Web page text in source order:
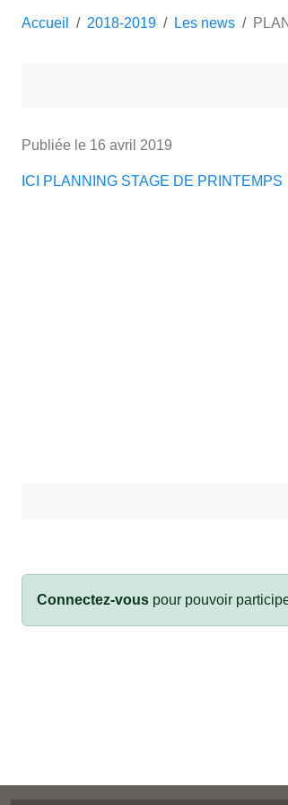
Accueil 2018-2019 Les news
Publiée le 16 avril 2019
ICI PLANNING STAGE DE PRINTEMPS
Connectez-vous pour pouvoir